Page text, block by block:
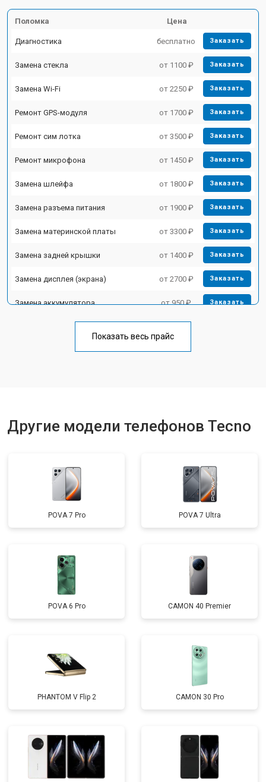
Поломка Цена
Диагностика бесплатно Заказать
Замена стекла от 1100 ₽ Заказать
Замена Wi-Fi от 2250 ₽ Заказать
Ремонт GPS-модуля от 1700 ₽ Заказать
Ремонт сим лотка от 3500 ₽ Заказать
Ремонт микрофона от 1450 ₽ Заказать
Замена шлейфа от 1800 ₽ Заказать
Замена разъема питания от 1900 ₽ Заказать
Замена материнской платы от 3300 ₽ Заказать
Замена задней крышки от 1400 ₽ Заказать
Замена дисплея (экрана) от 2700 ₽ Заказать
Замена аккумулятора от 950 ₽ Заказать
Ремонт цепи питания от 3200 ₽
Показать весь прайс
Другие модели телефонов Tecno
POVA 7 Pro POVA 7 Ultra
POVA 6 Pro CAMON 40 Premier
PHANTOM V Flip 2 CAMON 30 Pro